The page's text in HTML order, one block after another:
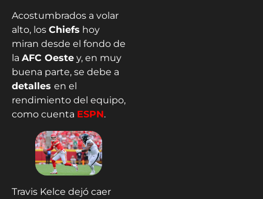
Acostumbrados a volar
alto, los Chiefs hoy
miran desde el fondo de
la AFC Oeste y, en muy
buena parte, se debe a
detalles en el
rendimiento del equipo,
como cuenta ESPN.
Travis Kelce dejó caer